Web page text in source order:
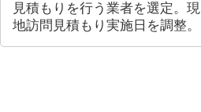
見積もりを行う業者を選定。現
地訪問見積もり実施日を調整。